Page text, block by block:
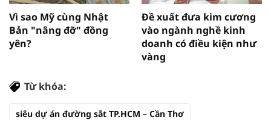
Vì sao Mỹ cùng Nhật
Bản "nâng đỡ" đồng
yên?
Đề xuất đưa kim cương
vào ngành nghề kinh
doanh có điều kiện như
vàng
Từ khóa:
siêu dự án đường sắt TP.HCM – Cần Thơ